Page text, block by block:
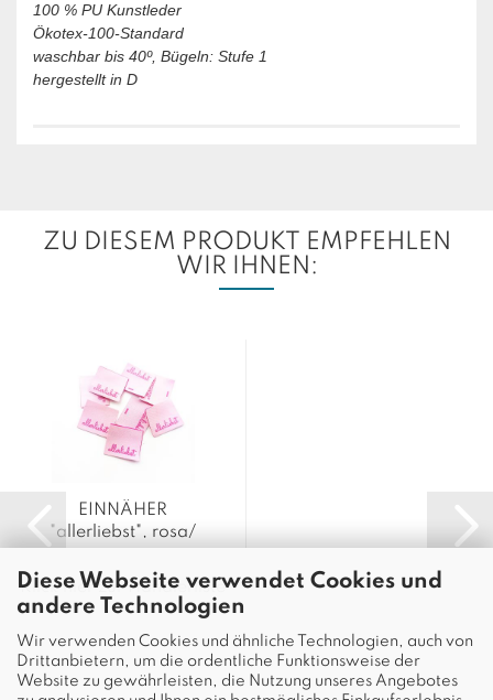
Diese Webseite verwendet Cookies und
andere Technologien
Wir verwenden Cookies und ähnliche Technologien, auch von
Drittanbietern, um die ordentliche Funktionsweise der
Website zu gewährleisten, die Nutzung unseres Angebotes
100 % PU Kunstleder
Ökotex-100-Standard
waschbar bis 40º, Bügeln: Stufe 1
hergestellt in D
ZU DIESEM PRODUKT EMPFEHLEN
WIR IHNEN:
EINNÄHER
"allerliebst", rosa/
Klick hier zur Händlerliste